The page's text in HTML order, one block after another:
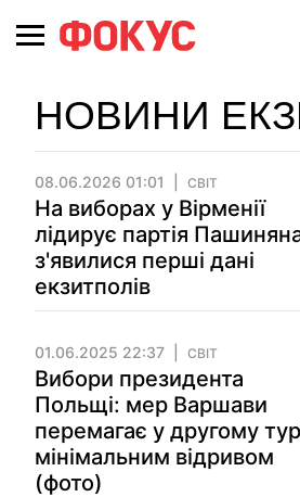
НОВИНИ
08.06.2026 01:01 СВІТ
На виборах у Вірменії
лідирує партія
з'явилися перші дані
екзитполів
01.06.2025 22:37 СВІТ
Вибори президента
Польщі: мер Варшави
перемагає у другому
мінімальним відривом
(фото)